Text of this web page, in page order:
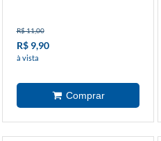
R$ 11,00
R$ 9,90
à vista